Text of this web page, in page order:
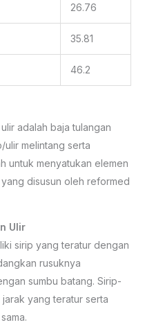
26.76
35.81
46.2
adalah baja tulangan
ulir melintang serta
untuk menyatukan elemen
disusun oleh reformed
Ulir
sirip yang teratur dengan
rusuknya
sumbu batang. Sirip-
yang teratur serta